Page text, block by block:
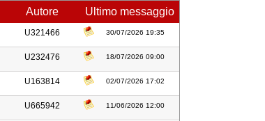
Autore Ultimo messaggio
U321466 30/07/2026 19:35
U232476 18/07/2026 09:00
U163814 02/07/2026 17:02
U665942 11/06/2026 12:00